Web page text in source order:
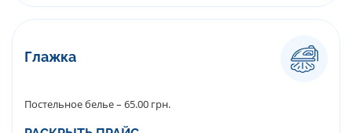
Глажка
Постельное белье – 65.00 грн.